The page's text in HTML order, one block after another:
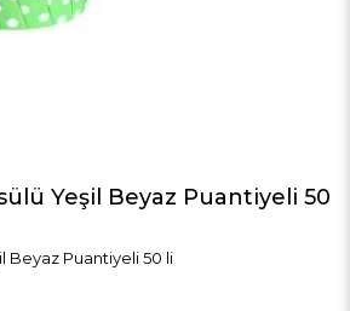
Yeşil Beyaz Puantiyeli 50
Beyaz Puantiyeli 50 li